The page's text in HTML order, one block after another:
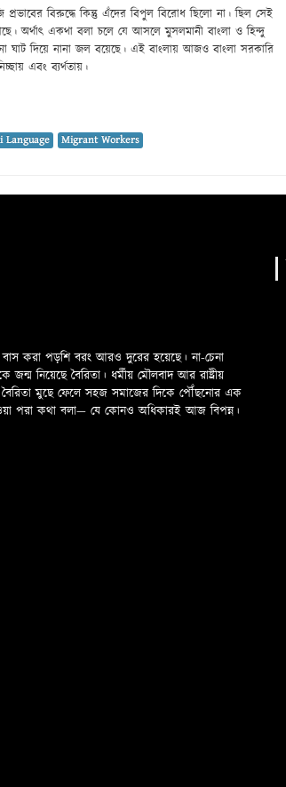
প্রভাবের বিরুদ্ধে কিন্তু এঁদের বিপুল বিরোধ ছিলো না। ছিল সেই
অর্থাৎ একথা বলা চলে যে আসলে মুসলমানী বাংলা ও হিন্দু
ঘাট দিয়ে নানা জল বয়েছে। এই বাংলায় আজও বাংলা সরকারি
এবং ব্যর্থতায়।
Language Migrant Workers
করা পড়শি বরং আরও দুরের হয়েছে। না-চেনা
নিয়েছে বৈরিতা। ধর্মীয় মৌলবাদ আর রাষ্ট্রীয়
বৈরিতা মুছে ফেলে সহজ সমাজের দিকে পৌঁছনোর এক
পরা কথা বলা—­­ যে কোনও অধিকারই আজ বিপন্ন।